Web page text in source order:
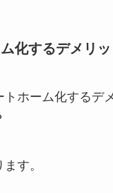
化するデメリッ
トホーム化するデ
す。